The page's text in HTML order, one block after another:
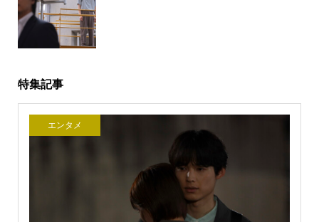
特集記事
エンタメ